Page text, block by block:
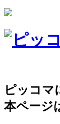
ピッコマ
本ページ